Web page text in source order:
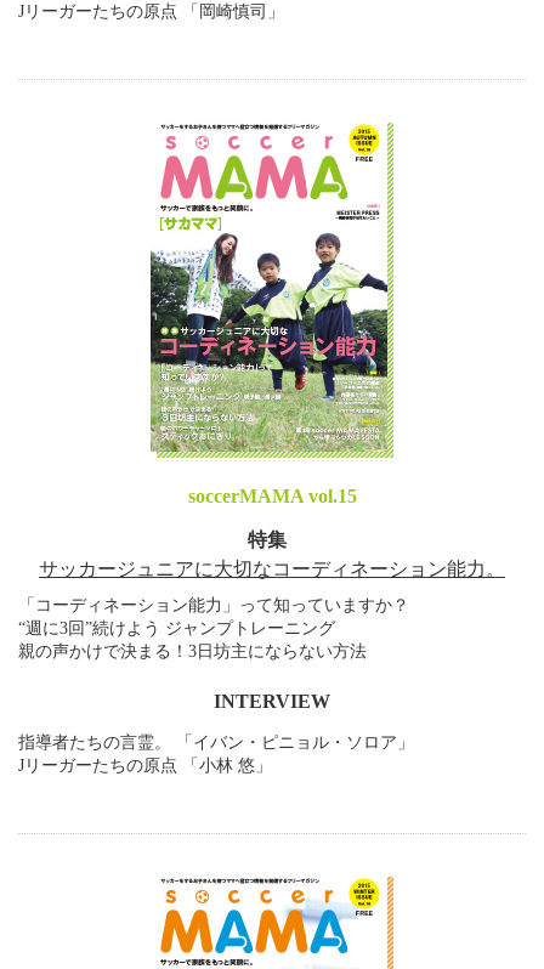
Jリーガーたちの原点 「岡崎慎司」
soccerMAMA vol.15
特集
サッカージュニアに大切なコーディネーション能力。
「コーディネーション能力」って知っていますか？
“週に3回”続けよう ジャンプトレーニング
親の声かけで決まる！3日坊主にならない方法
INTERVIEW
指導者たちの言霊。 「イバン・ピニョル・ソロア」
Jリーガーたちの原点 「小林 悠」